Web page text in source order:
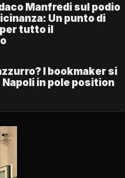
Manfredi sul podio
Un punto di
tutto il
I bookmaker si
in pole position